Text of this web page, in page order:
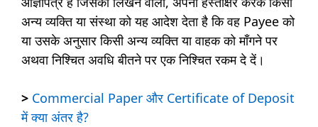
अन्य व्यक्ति या संस्था को यह आदेश देता है कि वह Payee को
या उसके अनुसार किसी अन्य व्यक्ति या वाहक को माँगने पर
अथवा निश्चित अवधि बीतने पर एक निश्चित रकम दे दें।
> Commercial Paper और Certificate of Deposit
में क्या अंतर है?